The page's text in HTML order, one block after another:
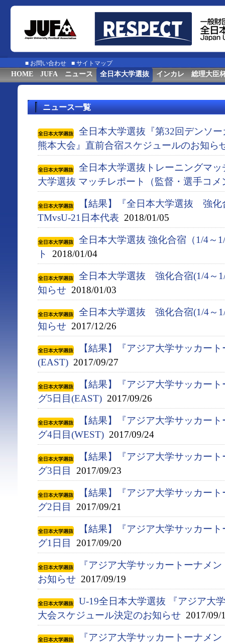
■ お問い合わせ ■ サイトマップ
HOME JUFA ニュース 全日本大学選抜 インカレ 総理大臣
ニュース一覧
全日本大学選抜『第32回デンソ
熊本大会』直前合宿スケジュールのお知ら
全日本大学選抜トレーニングマ
大学選抜 マッチレポート（監督・選手コメ
【結果】『全日本大学選抜 強
TMvsU-21日本代表 2018/01/05
全日本大学選抜 強化合宿（1/4～
ト
2018/01/04
全日本大学選抜 強化合宿(1/4～
知らせ 2018/01/03
全日本大学選抜 強化合宿(1/4～
知らせ 2017/12/26
【結果】『アジア大学サッカー
(EAST) 2017/09/27
【結果】『アジア大学サッカー
グ5日目(EAST) 2017/09/26
【結果】『アジア大学サッカー
グ4日目(WEST) 2017/09/24
【結果】『アジア大学サッカー
グ3日目
2017/09/23
【結果】『アジア大学サッカー
グ2日目
2017/09/21
【結果】『アジア大学サッカー
グ1日目
2017/09/20
『アジア大学サッカートーナメ
お知らせ 2017/09/19
U-19全日本大学選抜 『アジア大
大会スケジュール決定のお知らせ 2017/09/
『アジア大学サッカートーナメ